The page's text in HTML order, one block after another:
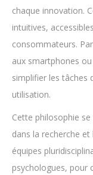
chaque innovation.
intuitives,
consommateurs.
aux smartphones
simplifier les tâches
utilisation.
Cette philosophie
dans la recherche
équipes
psychologues, pour